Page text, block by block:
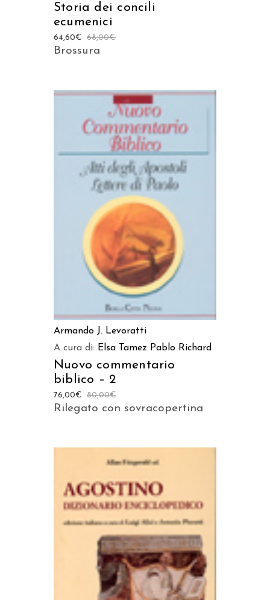
Storia dei concili
ecumenici
68,00€
64,60€
Brossura
AGGIUNGI AL CARRELLO
Armando J. Levoratti
A cura di: Elsa Tamez Pablo Richard
Nuovo commentario
biblico – 2
80,00€
76,00€
Rilegato con sovracopertina
AGGIUNGI AL CARRELLO